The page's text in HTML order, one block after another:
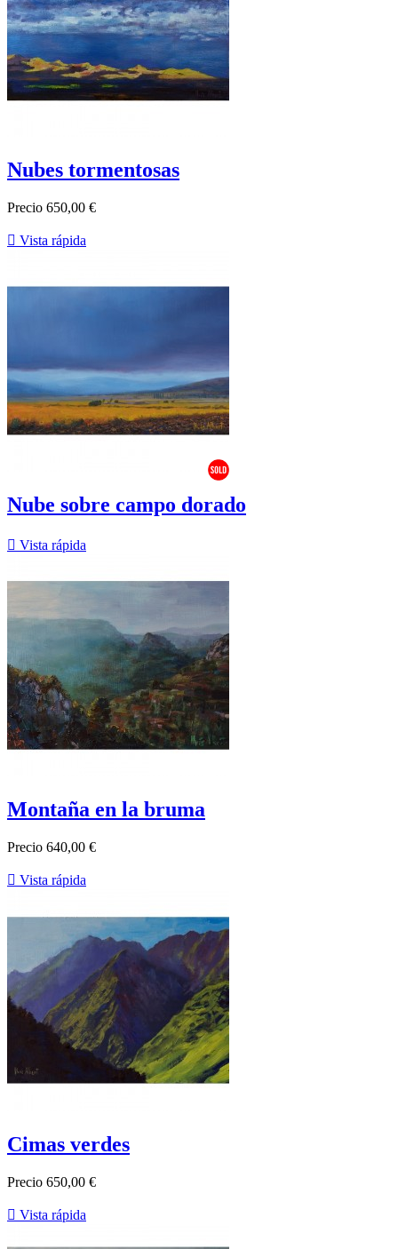
Nubes tormentosas
Precio 650,00 €
 Vista rápida
Nube sobre campo dorado
 Vista rápida
Montaña en la bruma
Precio 640,00 €
 Vista rápida
Cimas verdes
Precio 650,00 €
 Vista rápida